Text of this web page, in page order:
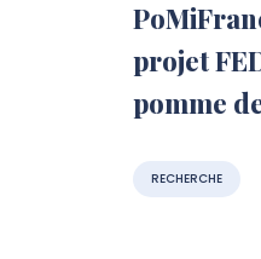
projet
pomme
RECHERCHE